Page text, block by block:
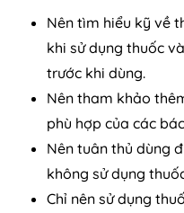
Nên tìm hiểu kỹ về
khi sử dụng thuốc
trước khi dùng.
Nên tham khảo
phù hợp của các
Nên tuân thủ dùng
không sử dụng
Chỉ nên sử dụng